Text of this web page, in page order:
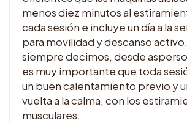
menos diez minutos al
cada sesión e incluye un día a la
para movilidad y descanso
siempre decimos, desde
es muy importante que toda
un buen calentamiento previo y
vuelta a la calma, con los
musculares.